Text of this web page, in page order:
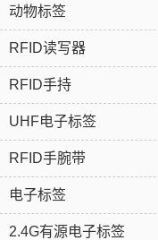
动物标签
RFID读写器
RFID手持
UHF电子标签
RFID手腕带
电子标签
2.4G有源电子标签